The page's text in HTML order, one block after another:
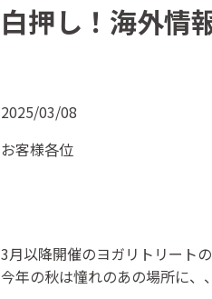
白押し！海外情
2025/03/08
お客様各位
3月以降開催のヨガリトリート
今年の秋は憧れのあの場所に